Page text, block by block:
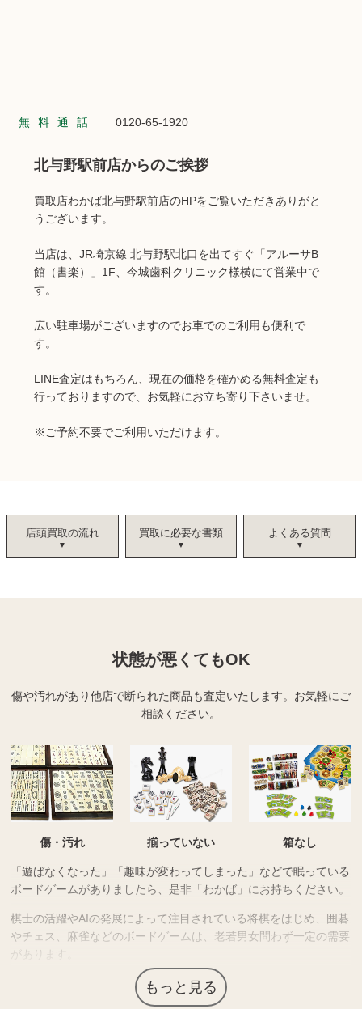
無料通話 0120-65-1920
北与野駅前店からのご挨拶
買取店わかば北与野駅前店のHPをご覧いただきありがと
うございます。
当店は、JR埼京線 北与野駅北口を出てすぐ「アルーサB
館（書楽）」1F、今城歯科クリニック様横にて営業中で
す。
広い駐車場がございますのでお車でのご利用も便利で
す。
LINE査定はもちろん、現在の価格を確かめる無料査定も
行っておりますので、お気軽にお立ち寄り下さいませ。
※ご予約不要でご利用いただけます。
店頭買取の流れ 買取に必要な書類 よくある質問
状態が悪くてもOK
傷や汚れがあり他店で断られた商品も査定いたします。 お気軽にご
相談ください。
傷・汚れ 揃っていない 箱なし
「遊ばなくなった」「趣味が変わってしまった」などで眠っている
ボードゲームがありましたら、是非「わかば」にお持ちください。
棋士の活躍やAIの発展によって注目されている将棋をはじめ、囲碁
やチェス、麻雀などのボードゲームは、老若男女問わず一定の需要
があります。
高級素材が使われていたり繊細な細工が施されているなど高価な商
品も多く、コレクター需要もあるため高価買取につながる場合があ
もっと見る